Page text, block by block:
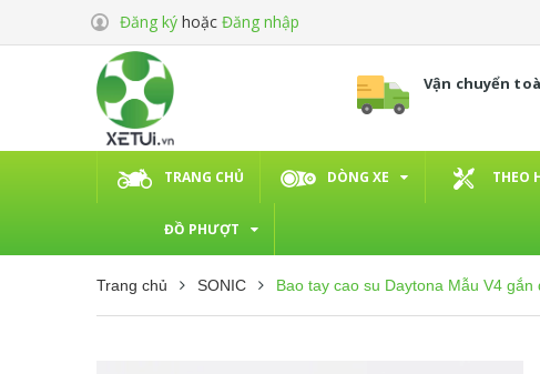
Đăng ký hoặc Đăng nhập
Vận chuyển
TRANG CHỦ DÒNG XE THEO
ĐỒ PHƯỢT
Trang chủ SONIC Bao tay cao su Daytona Mẫu V4